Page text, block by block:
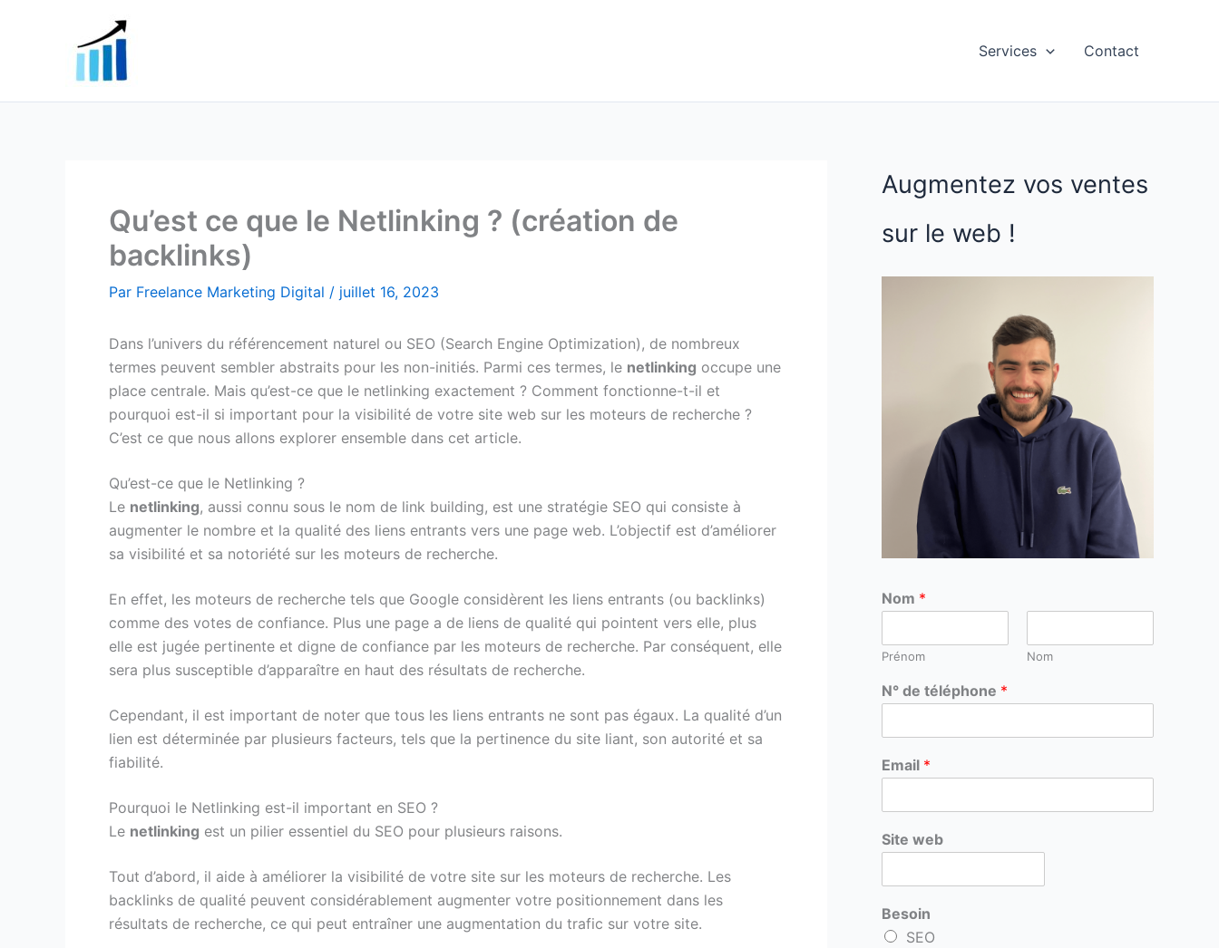
Services Contact
Qu’est ce que le Netlinking ? (création de
backlinks)
Par Freelance Marketing Digital / juillet 16, 2023
Dans l’univers du référencement naturel ou SEO (Search Engine Optimization), de nombreux
termes peuvent sembler abstraits pour les non-initiés. Parmi ces termes, le netlinking occupe une
place centrale. Mais qu’est-ce que le netlinking exactement ? Comment fonctionne-t-il et
pourquoi est-il si important pour la visibilité de votre site web sur les moteurs de recherche ?
C’est ce que nous allons explorer ensemble dans cet article.
Qu’est-ce que le Netlinking ?
Le netlinking, aussi connu sous le nom de link building, est une stratégie SEO qui consiste à
augmenter le nombre et la qualité des liens entrants vers une page web. L’objectif est d’améliorer
sa visibilité et sa notoriété sur les moteurs de recherche.
En effet, les moteurs de recherche tels que Google considèrent les liens entrants (ou backlinks)
comme des votes de confiance. Plus une page a de liens de qualité qui pointent vers elle, plus
elle est jugée pertinente et digne de confiance par les moteurs de recherche. Par conséquent, elle
sera plus susceptible d’apparaître en haut des résultats de recherche.
Cependant, il est important de noter que tous les liens entrants ne sont pas égaux. La qualité d’un
lien est déterminée par plusieurs facteurs, tels que la pertinence du site liant, son autorité et sa
fiabilité.
Pourquoi le Netlinking est-il important en SEO ?
Le netlinking est un pilier essentiel du SEO pour plusieurs raisons.
Tout d’abord, il aide à améliorer la visibilité de votre site sur les moteurs de recherche. Les
backlinks de qualité peuvent considérablement augmenter votre positionnement dans les
résultats de recherche, ce qui peut entraîner une augmentation du trafic sur votre site.
Augmentez vos ventes
sur le web !
Nom *
Prénom Nom
N° de téléphone *
Email *
Site web
Besoin
SEO